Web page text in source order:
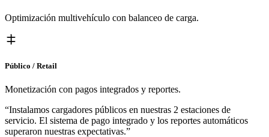
Optimización multivehículo con balanceo de carga.
Público / Retail
Monetización con pagos integrados y reportes.
“Instalamos cargadores públicos en nuestras 2 estaciones de
servicio. El sistema de pago integrado y los reportes automáticos
superaron nuestras expectativas.”